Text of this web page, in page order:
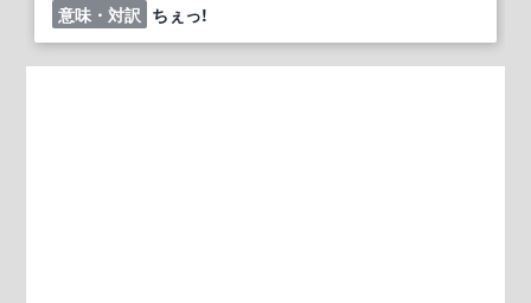
意味・対訳 ちぇっ!